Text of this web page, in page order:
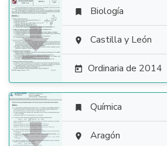

 Biología
 Castilla y León
 Ordinaria de 2014
 Química
 Aragón